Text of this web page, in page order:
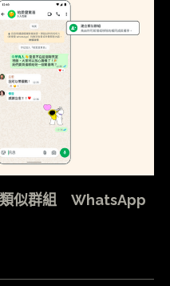
類似群組 WhatsApp